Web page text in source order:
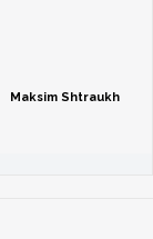
Maksim Shtraukh